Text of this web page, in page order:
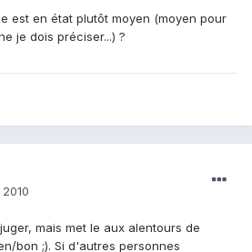
est en état plutôt moyen (moyen pour
je dois préciser...) ?
mais met le aux alentours de
bon ;). Si d'autres personnes